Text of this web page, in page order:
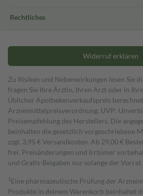
Rechtliches
Widerruf erklären
Zu Risiken und Nebenwirkungen lesen Sie
fragen Sie Ihre Ärztin, Ihren Arzt oder in
Üblicher Apothekenverkaufspreis
Arzneimittelpreisverordnung. UVP:
Preisempfehlung des Herstellers. Die
beinhalten die gesetzlich vorgeschriebene
zzgl. 3,95 € Versandkosten. Ab 29,00 €
frei. Preisänderungen und Irrtümer
und Gratis-Beigaben nur solange der Vorrat
1 Eine pharmazeutische Prüfung der
Produkte in deinem Warenkorb beinhaltet